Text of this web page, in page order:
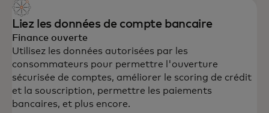
Liez les données de compte bancaire
Finance ouverte
Utilisez les données autorisées par les
consommateurs pour permettre l'ouverture
sécurisée de comptes, améliorer le scoring de crédit
et la souscription, permettre les paiements
bancaires, et plus encore.